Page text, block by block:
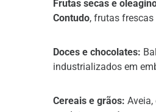
Frutas secas e
Contudo, frutas
Doces e chocolates:
industrializados em
Cereais e grãos: